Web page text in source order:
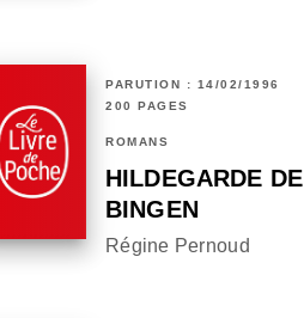
PARUTION : 14/02/1996
200 PAGES
ROMANS
HILDEGARDE DE
BINGEN
Régine Pernoud